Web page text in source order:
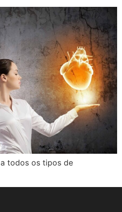
todos os tipos de